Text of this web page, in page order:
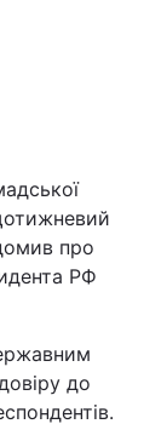
про
РФ
до